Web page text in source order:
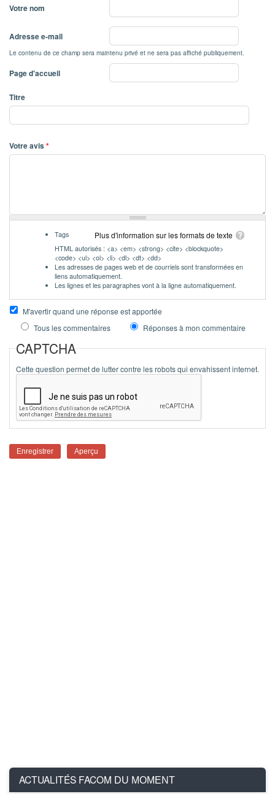
Votre nom
Adresse e-mail
Le contenu de ce champ sera maintenu privé et ne sera pas affiché publiquement.
Page d'accueil
Titre
Votre avis*
Plus d'information sur les formats de texte
Tags
HTML autorisés : <a> <em> <strong> <cite> <blockquote>
<code> <ul> <ol> <li> <dl> <dt> <dd>
Les adresses de pages web et de courriels sont transformées en
liens automatiquement.
Les lignes et les paragraphes vont à la ligne automatiquement.
M'avertir quand une réponse est apportée
Tous les commentaires
Réponses à mon commentaire
CAPTCHA
Cette question permet de lutter contre les robots qui envahissent internet.
ACTUALITÉS FACOM DU MOMENT